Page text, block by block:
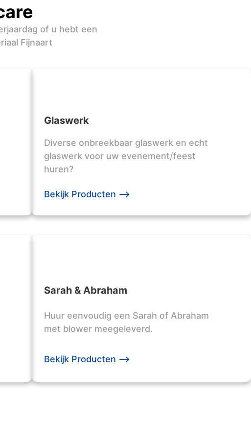
of u hebt een
Fijnaart
Glaswerk
Diverse onbreekbaar glaswerk en echt
glaswerk voor uw evenement/feest
huren?
Bekijk Producten -->
Sarah & Abraham
Huur eenvoudig een Sarah of Abraham
met blower meegeleverd.
Bekijk Producten -->